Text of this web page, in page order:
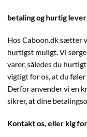
betaling og hurtig
Hos Caboon.dk sætter
hurtigst muligt. Vi
varer, således du
vigtigt for os, at du
Derfor anvender vi en
sikrer, at dine
Kontakt os, eller kig